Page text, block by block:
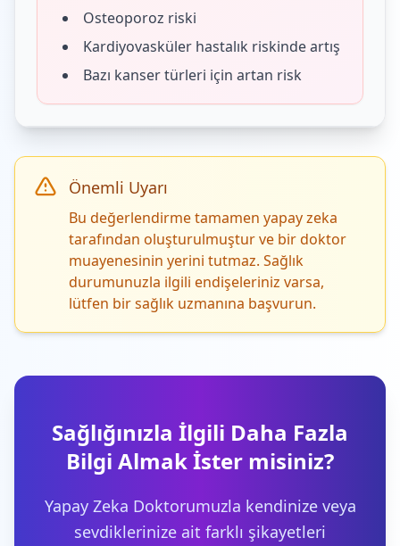
Osteoporoz riski
Kardiyovasküler hastalık riskinde artış
Bazı kanser türleri için artan risk
Önemli Uyarı
Bu değerlendirme tamamen yapay zeka
tarafından oluşturulmuştur ve bir doktor
muayenesinin yerini tutmaz. Sağlık
durumunuzla ilgili endişeleriniz varsa,
lütfen bir sağlık uzmanına başvurun.
Sağlığınızla İlgili Daha Fazla
Bilgi Almak İster misiniz?
Yapay Zeka Doktorumuzla kendinize veya
sevdiklerinize ait farklı şikayetleri